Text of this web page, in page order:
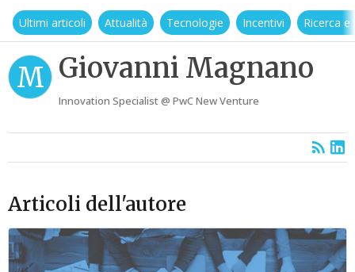
Ultimi articoli Attualità Tecnologie Incentivi Ricerca
M Giovanni Magnano
Innovation Specialist @ PwC New Venture
Articoli dell'autore